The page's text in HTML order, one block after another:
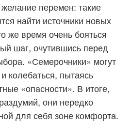
перемен: такие
найти источники новых
же время очень бояться
шаг, очутившись перед
«Семерочники» могут
колебаться, пытаясь
«опасности». В итоге,
они нередко
для себя зоне комфорта.